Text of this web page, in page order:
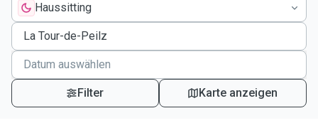
Haussitting
Filter Karte anzeigen